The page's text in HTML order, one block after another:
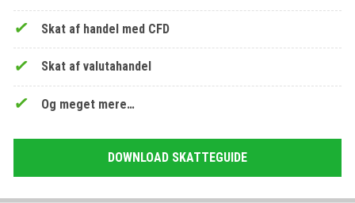
Skat af handel med CFD
Skat af valutahandel
Og meget mere…
DOWNLOAD SKATTEGUIDE